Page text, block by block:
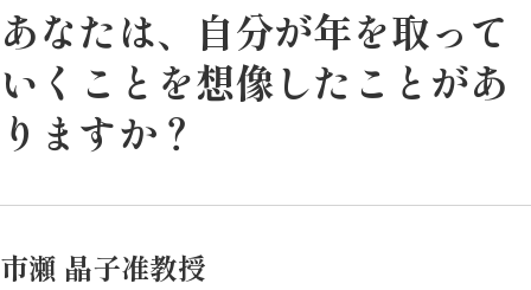
あなたは、自分が年を取って
いくことを想像したことがあ
りますか？
市瀬 晶子准教授